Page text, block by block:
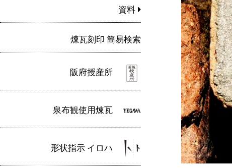
資料
煉瓦刻印 簡易検索
阪府授産所
泉布観使用煉瓦
形状指示 イロハ